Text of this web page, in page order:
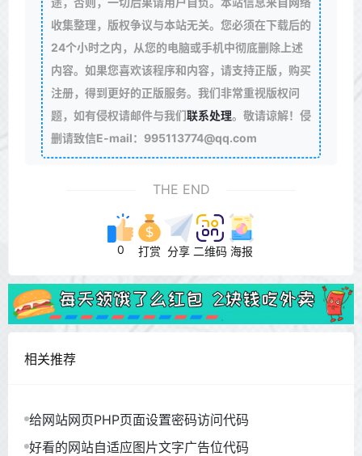
收集整理，版权争议与本站无关。您必须在下载后的
24个小时之内，从您的电脑或手机中彻底删除上述
内容。如果您喜欢该程序和内容，请支持正版，购买
注册，得到更好的正版服务。我们非常重视版权问
题，如有侵权请邮件与我们联系处理。敬请谅解！侵
删请致信E-mail：995113774@qq.com
THE END
0 打赏 分享 二维码 海报
相关推荐
给网站网页PHP页面设置密码访问代码
好看的网站自适应图片文字广告位代码